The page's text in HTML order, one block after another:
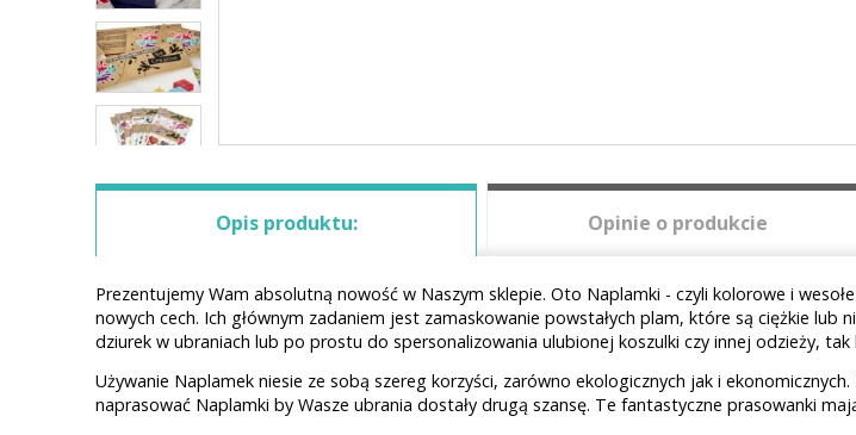
Opis produktu: Opinie o produkcie
Prezentujemy Wam absolutną nowość w Naszym sklepie. Oto Naplamki - czyli kolorowe i
nowych cech. Ich głównym zadaniem jest zamaskowanie powstałych plam, które są ciężkie
dziurek w ubraniach lub po prostu do spersonalizowania ulubionej koszulki czy innej odzieży, tak
Używanie Naplamek niesie ze sobą szereg korzyści, zarówno ekologicznych jak i
naprasować Naplamki by Wasze ubrania dostały drugą szansę. Te fantastyczne prasowanki